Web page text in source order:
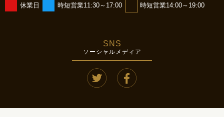
休業日 時短営業11:30～17:00 時短営業14:00～19:00
SNS
ソーシャルメディア